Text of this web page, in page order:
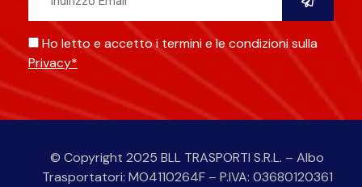
Ho letto e accetto i termini e le condizioni sulla
Privacy*
Alternative:
© Copyright 2025 BLL TRASPORTI S.R.L. – Albo
Trasportatori: MO4110264F – P.IVA: 03680120361